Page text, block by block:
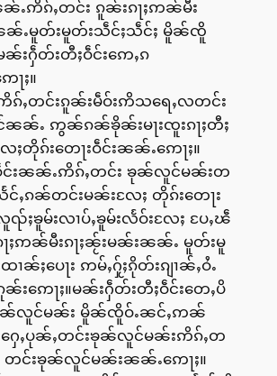
ၼ်ႉဢိၵ်ႇတင်း ၵူၼ်းၵႃႈဢၼ်မီး
ၼ်ႉမူတ်းမူတ်းသဵင်ႈသဵင်ႈ မိူၼ်ၸိူ
းႁဵတ်းတီႈဝဵင်းဢေႇၵ
ႈ။
ၵ်ႇတင်းၵူၼ်းမဵဝ်းဢိသရေႇလတင်း
ၼ်ႉ ဢွၼ်ၵၼ်ၶိုၼ်းမႃးၸူးၵႃႈတီႈ
ႈတိုၵ်းတေႃးဝဵင်းၼၼ်ႉဢေႃႈ။
င်းၼၼ်ႉဢိၵ်ႇတင်း ၶုၼ်လူင်မၼ်းတ
င်ႇၵၼ်တင်းမၼ်းလႄႈ တိုၵ်းတေႃး
ႈၶူမ်းလၢပ်ႇၶူမ်းလႅဝ်းလႄႈ ပႄႇၽဵ
ႃႈဢၼ်မီးၵႃႈၼႂ်းမၼ်းၼၼ်ႉ မူတ်းမူ
ၼ်ႈပေႃး ဢမ်ႇႁႂ်ႈၵိုတ်းၵျၢၼ်ႇဝႆႉ
းဢေႃႈ။မၼ်းႁဵတ်းတီႈဝဵင်းတေႇပိ
ၼ်လူင်မၼ်း မိူၼ်ၸိူဝ်ႉၼင်ႇဢၼ်
ေႇပုၼ်ႇတင်းၶုၼ်လူင်မၼ်းဢိၵ်ႇတ
င်းၶုၼ်လူင်မၼ်းၼၼ်ႉဢေႃႈ။